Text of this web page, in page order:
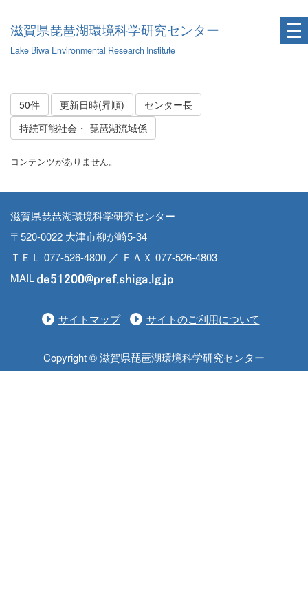
滋賀県琵琶湖環境科学研究センター
Lake Biwa Environmental Research Institute
50件 更新日時(昇順)
センター長
持続可能社会・ 琵琶湖流域係
コンテンツがありません。
滋賀県琵琶湖環境科学研究センター
〒520-0022 大津市柳が崎5-34
ＴＥＬ 077-526-4800 ／ ＦＡＸ 077-526-4803
MAIL
サイトマップ サイトのご利用について
Copyright © 滋賀県琵琶湖環境科学研究センター